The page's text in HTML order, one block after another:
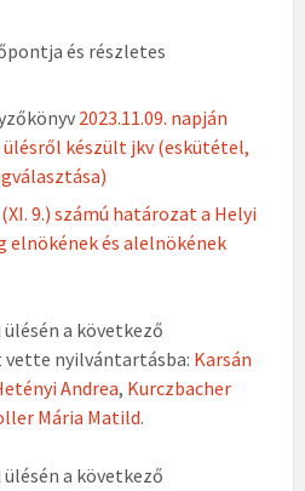
és részletes
2023.11.09. napján
készült jkv (eskütétel,
9.) számú határozat a Helyi
elnökének és alelnökének
ülésén a következő
nyilvántartásba: Karsán
Andrea, Kurczbacher
Mária Matild.
ülésén a következő